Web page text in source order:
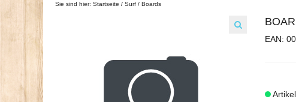
Sie sind hier: Startseite Surf Boards
EAN: